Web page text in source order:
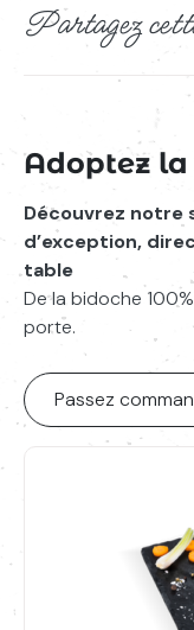
Partagez
Adoptez la
Découvrez notre
d’exception,
table
De la bidoche
porte.
Passez